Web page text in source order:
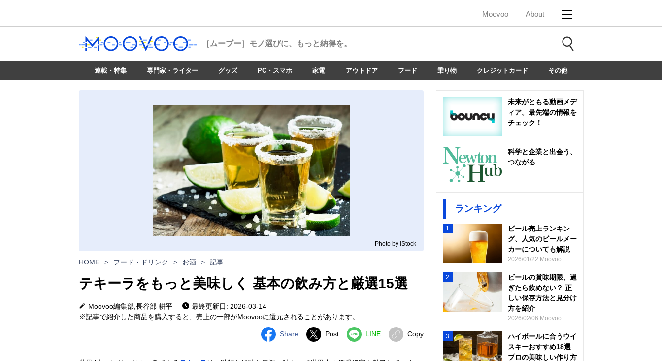
Moovoo About
［ムーブー］ モノ選びに、もっと納得を。
連載・特集 専門家・ライター グッズ PC・スマホ 家電 アウトドア フード 乗り物 クレジットカード その他
Photo by iStock
HOME > フード・ドリンク > お酒 > 記事
テキーラをもっと美味しく 基本の飲み方と厳選15選
Moovoo編集部,長谷部 耕平
最終更新日: 2026-03-14
※記事で紹介した商品を購入すると、売上の一部がMoovooに還元されることがあります。
Share Post LINE Copy
未来がともる動画メデ
ィア。最先端の情報を
チェック！
科学と企業と出会う、
つながる
ランキング
1
ビール売上ランキン
グ、人気のビールメー
カーについても解説
2026/01/22 Moovoo
2
ビールの賞味期限、過
ぎたら飲めない？ 正
しい保存方法と見分け
方を紹介
2026/02/06 Moovoo
3
ハイボールに合うウイ
スキーおすすめ18選
プロの美味しい作り方